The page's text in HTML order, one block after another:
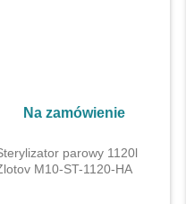
Na zamówienie
parowy 1120l
M10-ST-1120-HA